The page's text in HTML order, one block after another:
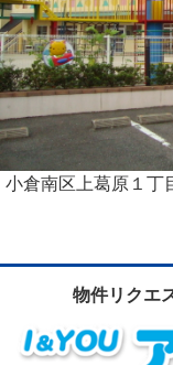
小倉南区上葛原１丁
物件リクエ